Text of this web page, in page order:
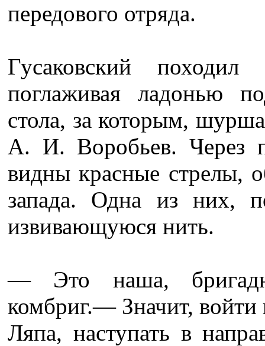
передового отряда.
Гусаковский
поглаживая ладонью
стола, за которым,
А. И. Воробьев. Через
видны красные стрелы,
запада. Одна из них,
извивающуюся нить.
— Это наша,
комбриг.— Значит,
Ляпа, наступать в